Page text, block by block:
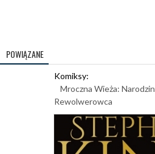
POWIĄZANE
Komiksy:
Mroczna Wieża:
Rewolwerowca